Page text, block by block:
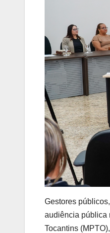
Gestores
audiência pública
Tocantins